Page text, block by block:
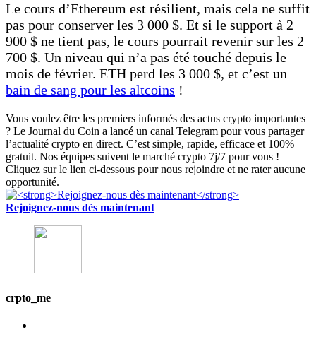
Le cours d’Ethereum est résilient, mais cela ne suffit
pas pour conserver les 3 000 $. Et si le support à 2
900 $ ne tient pas, le cours pourrait revenir sur les 2
700 $. Un niveau qui n’a pas été touché depuis le
mois de février. ETH perd les 3 000 $, et c’est un
bain de sang pour les altcoins !
Vous voulez être les premiers informés des actus crypto importantes
? Le Journal du Coin a lancé un canal Telegram pour vous partager
l’actualité crypto en direct. C’est simple, rapide, efficace et 100%
gratuit. Nos équipes suivent le marché crypto 7j/7 pour vous !
Cliquez sur le lien ci-dessous pour nous rejoindre et ne rater aucune
opportunité.
Rejoignez-nous dès maintenant
crpto_me